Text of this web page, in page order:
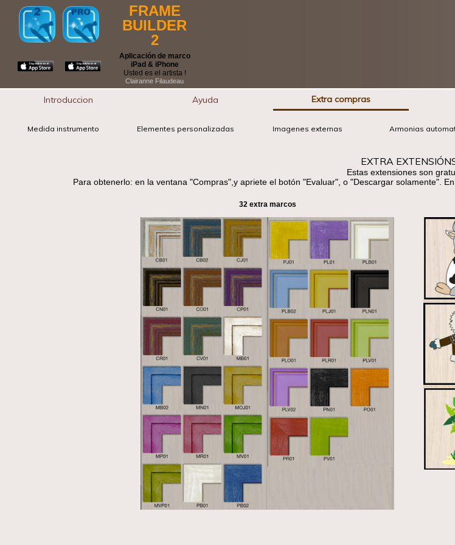
FRAME
BUILDER
2
Aplicación de marco
iPad & iPhone
Usted es el artista !
Clairanne Filaudeau
Introduccion Ayuda Extra compras
Medida instrumento Elementes personalizadas Imagenes externas Armonias
EXTRA
Estas extensiones son
Para obtenerlo: en la ventana "Compras",y apriete el botón "Evaluar", o "Descargar solamente".
32 extra marcos